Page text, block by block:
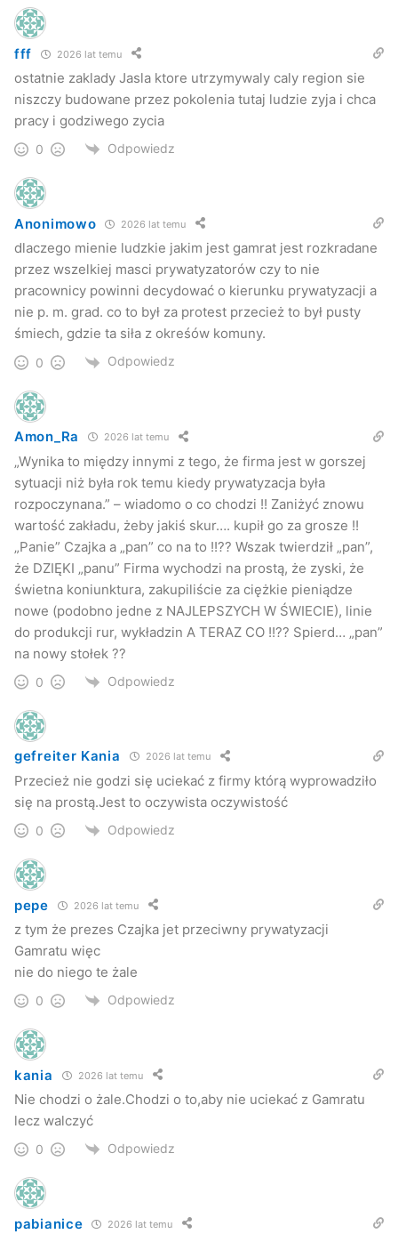
fff 2026 lat temu
ostatnie zaklady Jasla ktore utrzymywaly caly region sie
niszczy budowane przez pokolenia tutaj ludzie zyja i chca
pracy i godziwego zycia
0 Odpowiedz
Anonimowo 2026 lat temu
dlaczego mienie ludzkie jakim jest gamrat jest rozkradane
przez wszelkiej masci prywatyzatorów czy to nie
pracownicy powinni decydować o kierunku prywatyzacji a
nie p. m. grad. co to był za protest przecież to był pusty
śmiech, gdzie ta siła z okreśów komuny.
0 Odpowiedz
Amon_Ra 2026 lat temu
„Wynika to między innymi z tego, że firma jest w gorszej
sytuacji niż była rok temu kiedy prywatyzacja była
rozpoczynana.” – wiadomo o co chodzi !! Zaniżyć znowu
wartość zakładu, żeby jakiś skur…. kupił go za grosze !!
„Panie” Czajka a „pan” co na to !!?? Wszak twierdził „pan”,
że DZIĘKI „panu” Firma wychodzi na prostą, że zyski, że
świetna koniunktura, zakupiliście za ciężkie pieniądze
nowe (podobno jedne z NAJLEPSZYCH W ŚWIECIE), linie
do produkcji rur, wykładzin A TERAZ CO !!?? Spierd… „pan”
na nowy stołek ??
0 Odpowiedz
gefreiter Kania 2026 lat temu
Przecież nie godzi się uciekać z firmy którą wyprowadziło
się na prostą.Jest to oczywista oczywistość
0 Odpowiedz
pepe 2026 lat temu
z tym że prezes Czajka jet przeciwny prywatyzacji
Gamratu więc
nie do niego te żale
0 Odpowiedz
kania 2026 lat temu
Nie chodzi o żale.Chodzi o to,aby nie uciekać z Gamratu
lecz walczyć
0 Odpowiedz
pabianice 2026 lat temu